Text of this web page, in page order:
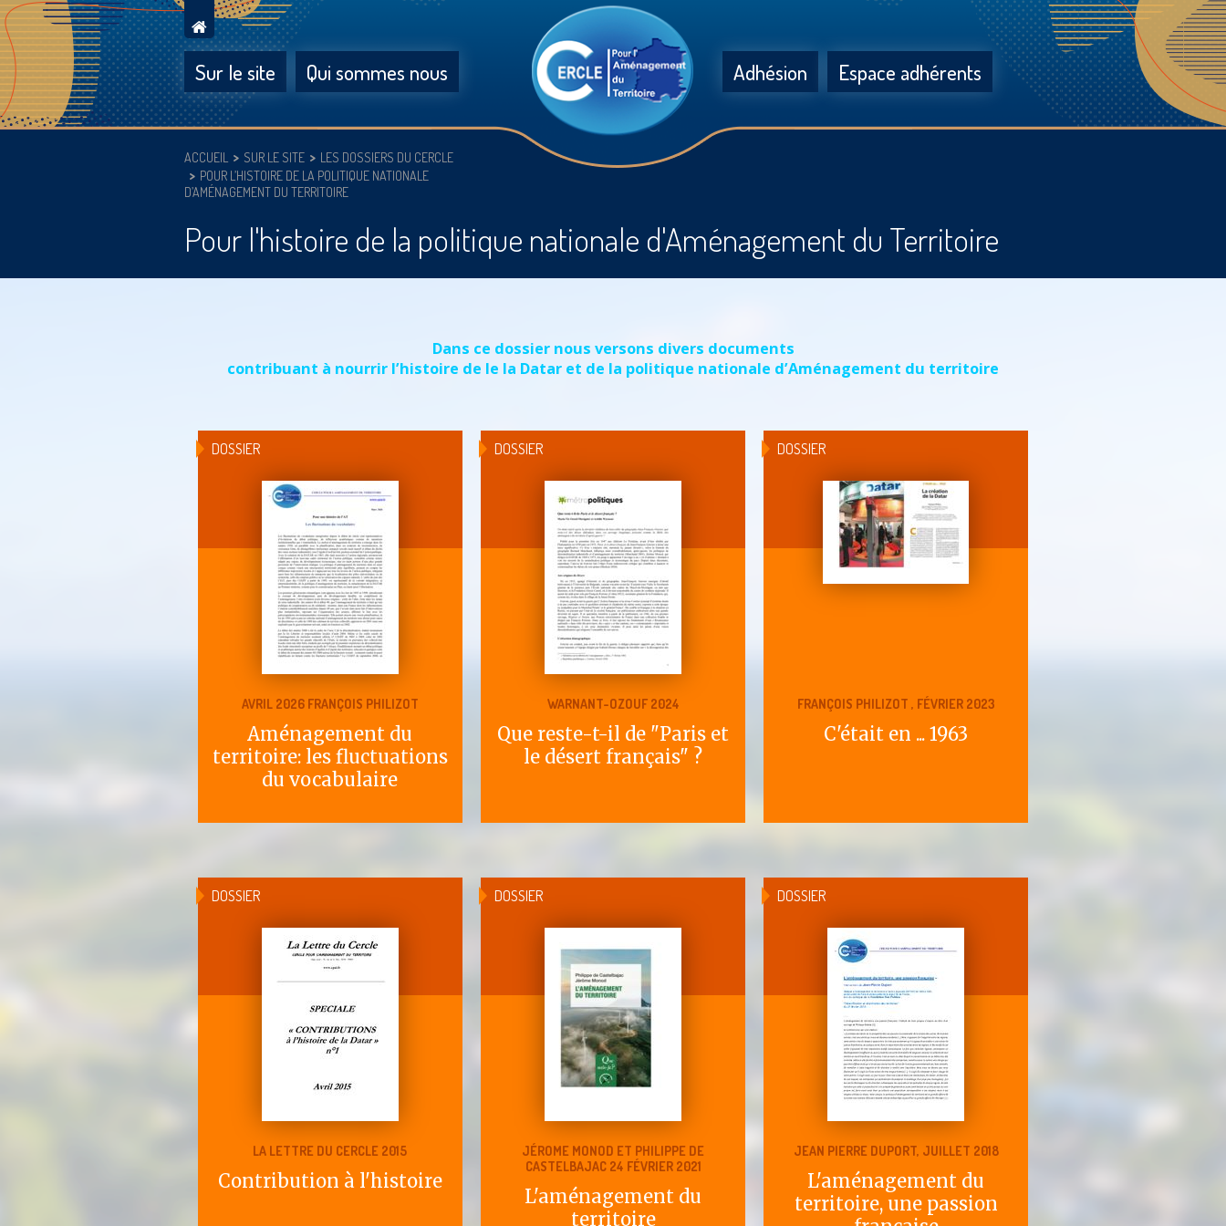
Sur le site Qui sommes nous Adhésion Espace adhérents
ACCUEIL SUR LE SITE
LES DOSSIERS DU CERCLE
POUR L’HISTOIRE DE LA POLITIQUE NATIONALE
D’AMÉNAGEMENT DU TERRITOIRE
Pour l'histoire de la politique nationale d'Aménagement du Territoire
Dans ce dossier nous versons divers documents
contribuant à nourrir l’histoire de le la Datar et de la politique nationale d’Aménagement du territoire
DOSSIER
AVRIL 2026 FRANÇOIS PHILIZOT
Aménagement du
territoire: les fluctuations
du vocabulaire
DOSSIER
WARNANT-OZOUF 2024
Que reste-t-il de "Paris et
le désert français" ?
DOSSIER
FRANÇOIS PHILIZOT , FÉVRIER 2023
C'était en ... 1963
DOSSIER
LA LETTRE DU CERCLE 2015
Contribution à l'histoire
DOSSIER
JÉROME MONOD ET PHILIPPE DE
CASTELBAJAC 24 FÉVRIER 2021
L'aménagement du
territoire
DOSSIER
JEAN PIERRE DUPORT, JUILLET 2018
L'aménagement du
territoire, une passion